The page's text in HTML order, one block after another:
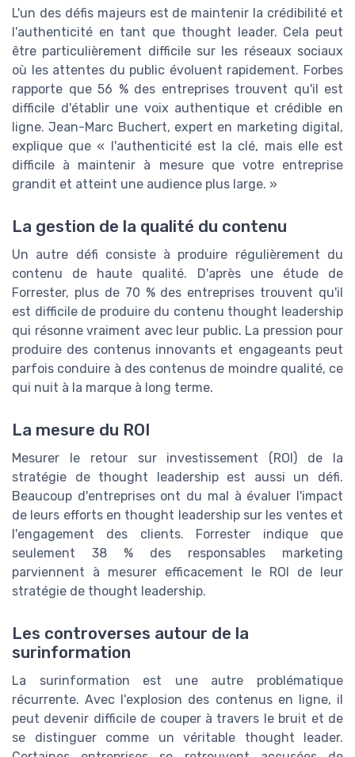
L'un des défis majeurs est de maintenir la crédibilité et
l'authenticité en tant que thought leader. Cela peut
être particulièrement difficile sur les réseaux sociaux
où les attentes du public évoluent rapidement. Forbes
rapporte que 56 % des entreprises trouvent qu'il est
difficile d'établir une voix authentique et crédible en
ligne. Jean-Marc Buchert, expert en marketing digital,
explique que « l'authenticité est la clé, mais elle est
difficile à maintenir à mesure que votre entreprise
grandit et atteint une audience plus large. »
La gestion de la qualité du contenu
Un autre défi consiste à produire régulièrement du
contenu de haute qualité. D'après une étude de
Forrester, plus de 70 % des entreprises trouvent qu'il
est difficile de produire du contenu thought leadership
qui résonne vraiment avec leur public. La pression pour
produire des contenus innovants et engageants peut
parfois conduire à des contenus de moindre qualité, ce
qui nuit à la marque à long terme.
La mesure du ROI
Mesurer le retour sur investissement (ROI) de la
stratégie de thought leadership est aussi un défi.
Beaucoup d'entreprises ont du mal à évaluer l'impact
de leurs efforts en thought leadership sur les ventes et
l'engagement des clients. Forrester indique que
seulement 38 % des responsables marketing
parviennent à mesurer efficacement le ROI de leur
stratégie de thought leadership.
Les controverses autour de la
surinformation
La surinformation est une autre problématique
récurrente. Avec l'explosion des contenus en ligne, il
peut devenir difficile de couper à travers le bruit et de
se distinguer comme un véritable thought leader.